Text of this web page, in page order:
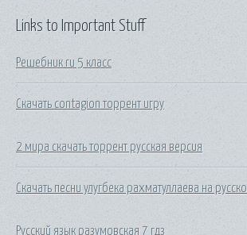
Links to Important Stuff
Решебник ru 5 класс
Скачать contagion торрент игру
2 мира скачать торрент русская версия
Скачать песни улугбека рахматуллаева на
Русский язык разумовская 7 гдз